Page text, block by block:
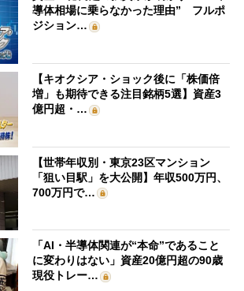
導体相場に乗らなかった理由” フルポ
ジション…
【キオクシア・ショック後に「株価倍
増」も期待できる注目銘柄5選】資産3
億円超・…
【世帯年収別・東京23区マンション
「狙い目駅」を大公開】年収500万円、
700万円で…
「AI・半導体関連が“本命”であること
に変わりはない」資産20億円超の90歳
現役トレー…